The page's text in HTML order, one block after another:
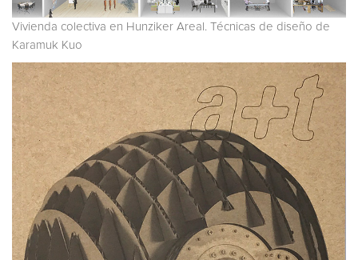
Vivienda colectiva en Hunziker Areal. Técnicas de diseño de
Karamuk Kuo